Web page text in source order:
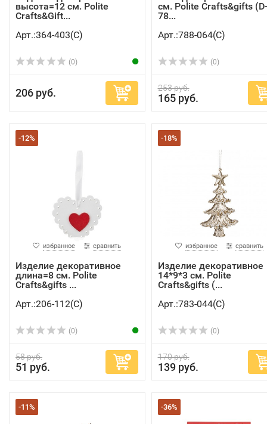
высота=12 см. Polite
Crafts&Gift...
Арт.:364-403(C)
(0)
206 руб.
см. Polite Crafts&gifts (D-
78...
Арт.:788-064(C)
(0)
253 руб.
165 руб.
-12%
избранное сравнить
Изделие декоративное
длина=8 см. Polite
Crafts&gifts ...
Арт.:206-112(C)
(0)
58 руб.
51 руб.
-18%
избранное сравнить
Изделие декоративное
14*9*3 см. Polite
Crafts&gifts (...
Арт.:783-044(C)
(0)
170 руб.
139 руб.
-11% -36%